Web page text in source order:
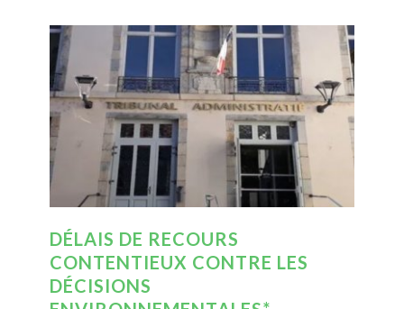
DÉLAIS DE RECOURS
CONTENTIEUX CONTRE LES
DÉCISIONS